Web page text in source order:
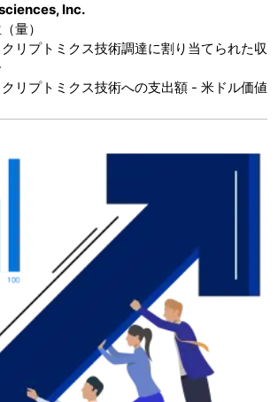
Inc.
量）
クリプトミクス技術調達に割り当てられた収
クリプトミクス技術への支出額 - 米ドル価値